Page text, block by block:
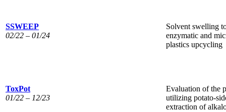
SSWEEP
02/22 – 01/24
Solvent swelling
enzymatic and
plastics upcycling
ToxPot
01/22 – 12/23
Evaluation of the
utilizing potato-
extraction of